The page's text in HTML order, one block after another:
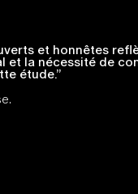
et honnêtes
la nécessité de
étude.”